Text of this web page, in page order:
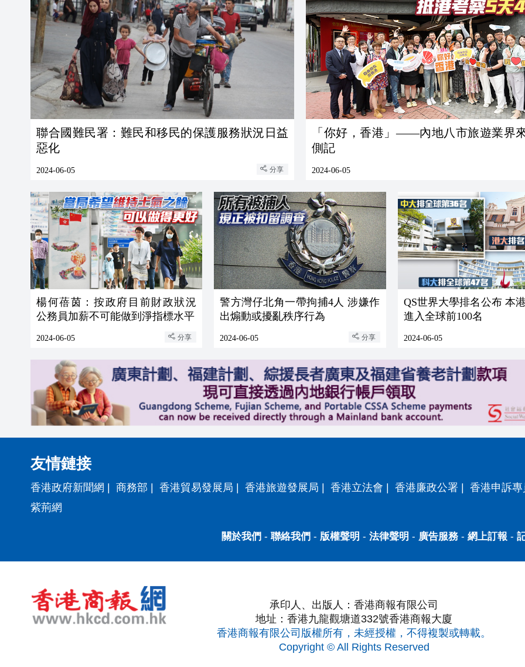
聯合國難民署：難民和移民的保護服務狀況日益
惡化
2024-06-05 分享
「你好，香港」——內地八市旅遊業界
側記
2024-06-05
楊何蓓茵：按政府目前財政狀況
公務員加薪不可能做到淨指標水平
2024-06-05 分享
警方灣仔北角一帶拘捕4人 涉嫌作
出煽動或擾亂秩序行為
2024-06-05 分享
QS世界大學排名公布 本
進入全球前100名
2024-06-05
友情鏈接
香港政府新聞網 商務部 香港貿易發展局 香港旅遊發展局 香港立法會 香港廉政公署
香港申訴
紫荊網
關於我們 - 聯絡我們 - 版權聲明 - 法律聲明 - 廣告服務- 網上訂報 -
承印人、出版人：香港商報有限公司
地址：香港九龍觀塘道332號香港商報大廈
香港商報有限公司版權所有，未經授權，不得複製或轉載。
Copyright © All Rights Reserved